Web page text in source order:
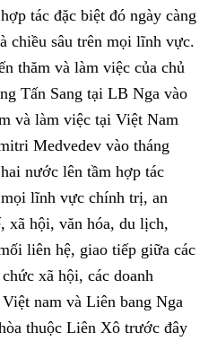
tác đặc biệt đó ngày càng
chiều sâu trên mọi lĩnh vực.
thăm và làm việc của chủ
Tấn Sang tại LB Nga vào
và làm việc tại Việt Nam
Medvedev vào tháng
nước lên tầm hợp tác
lĩnh vực chính trị, an
xã hội, văn hóa, du lịch,
liên hệ, giao tiếp giữa các
xã hội, các doanh
nam và Liên bang Nga
thuộc Liên Xô trước đây